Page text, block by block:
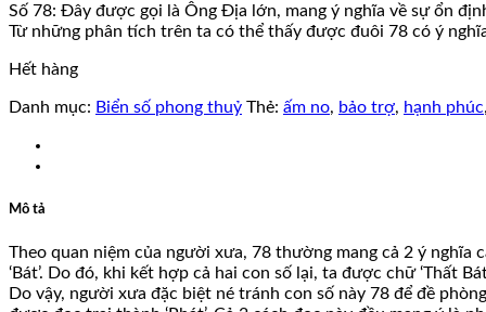
là:
510.000.000 ₫.
tại
là:
Số 78: Đây được gọi là Ông Địa lớn, mang ý nghĩa về sự ổn
Từ những phân tích trên ta có thể thấy được đuôi 78 có ý
Hết hàng
Danh mục: Biển số phong thuỷ Thẻ: ấm no, bảo trợ, hạnh phúc,
Mô tả
Theo quan niệm của người xưa, 78 thường mang cả 2 ý nghĩa
‘Bát’. Do đó, khi kết hợp cả hai con số lại, ta được chữ ‘Thất
Do vậy, người xưa đặc biệt né tránh con số này 78 để đề